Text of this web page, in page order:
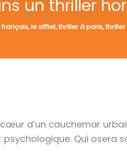
un thriller
français,le sifflet,thriller à paris,
d’un cauchemar
psychologique. Qui osera